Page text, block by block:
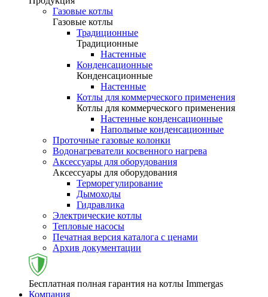
Газовые котлы
Газовые котлы
Традиционные
Традиционные
Настенные
Конденсационные
Конденсационные
Настенные
Котлы для коммерческого применения
Котлы для коммерческого применения
Настенные конденсационные
Напольные конденсационные
Проточные газовые колонки
Водонагреватели косвенного нагрева
Аксессуары для оборудования
Аксессуары для оборудования
Терморегулирование
Дымоходы
Гидравлика
Электрические котлы
Тепловые насосы
Печатная версия каталога с ценами
Архив документации
Бесплатная полная гарантия на котлы Immergas
Компания